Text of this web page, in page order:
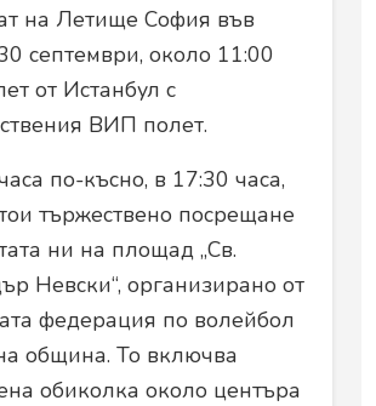
на Летище София във
септември, около 11:00
от Истанбул с
ВИП полет.
по-късно, в 17:30 часа,
тържествено посрещане
ни на площад „Св.
Невски“, организирано от
федерация по волейбол
община. То включва
обиколка около центъра